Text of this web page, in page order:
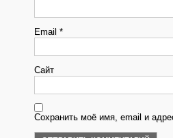
Email *
Сайт
Сохранить моё имя, email и